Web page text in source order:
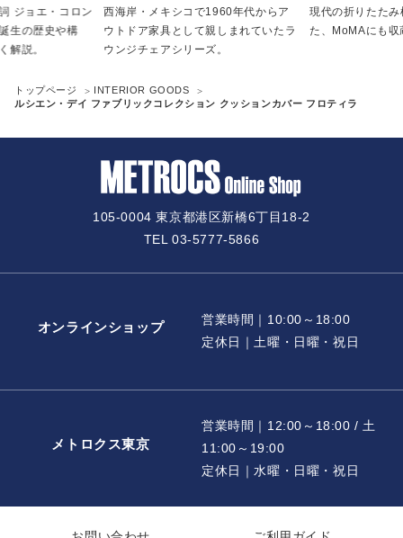
ジョエ・コロン
生の歴史や構
解説。
西海岸・メキシコで1960年代からア
ウトドア家具として親しまれていたラ
ウンジチェアシリーズ。
現代の折りたた
た、MoMAにも収
トップページ
INTERIOR GOODS
ルシエン・デイ ファブリックコレクション クッションカバー フロティラ
105-0004 東京都港区新橋6丁目18-2
TEL 03-5777-5866
オンラインショップ
営業時間｜10:00～18:00
定休日｜土曜・日曜・祝日
メトロクス東京
営業時間｜12:00～18:00 / 土
11:00～19:00
定休日｜水曜・日曜・祝日